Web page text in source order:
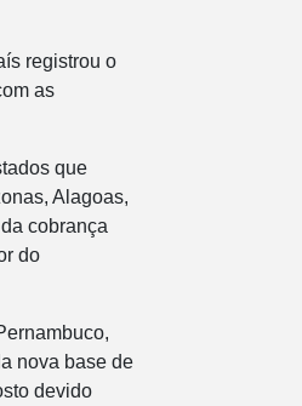
registrou o
as
que
Alagoas,
cobrança
do
nova base de
devido